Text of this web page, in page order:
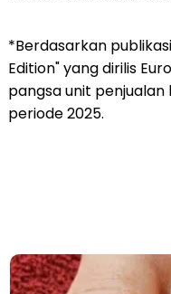
*Berdasarkan
Edition" yang dirilis
pangsa unit
periode 2025.